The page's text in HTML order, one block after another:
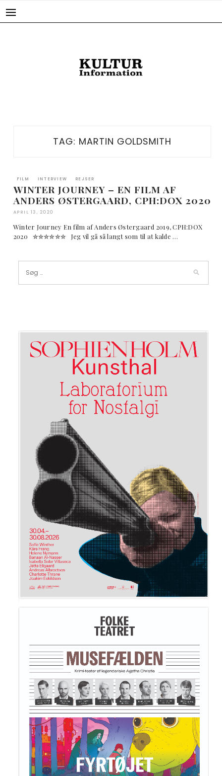
TAG: MARTIN GOLDSMITH
FILM INTERVIEW REJSER
WINTER JOURNEY – EN FILM AF
ANDERS ØSTERGAARD, CPH:DOX 2020
APRIL 13, 2020
Winter Journey En film af Anders Østergaard 2019, CPH:DOX
2020 ✮✮✮✮✮✮ Jeg vil gå så langt som til at kalde …